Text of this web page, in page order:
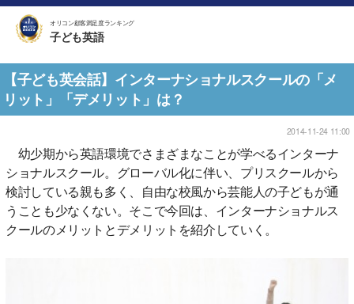
オリコン顧客満足度ランキング
子ども英語
【子ども英会話】インターナショナルスクールの「メ
リット」「デメリット」は？
2014-11-24 11:00
幼少期から英語環境でさまざまなことが学べるインターナ
ショナルスクール。グローバル化に伴い、プリスクールから
検討している親も多く、自由な校風から芸能人の子どもが通
うことも少なくない。そこで今回は、インターナショナルス
クールのメリットとデメリットを紹介していく。